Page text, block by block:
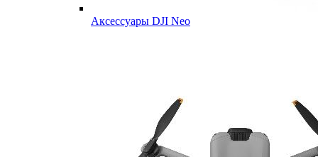
Аксессуары DJI Neo